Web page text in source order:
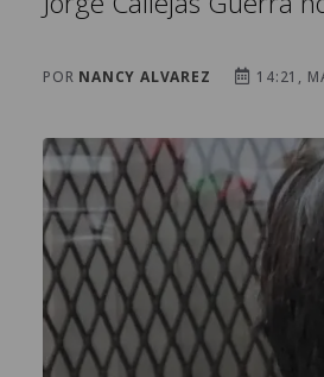
POR NANCY ALVAREZ 14:21,